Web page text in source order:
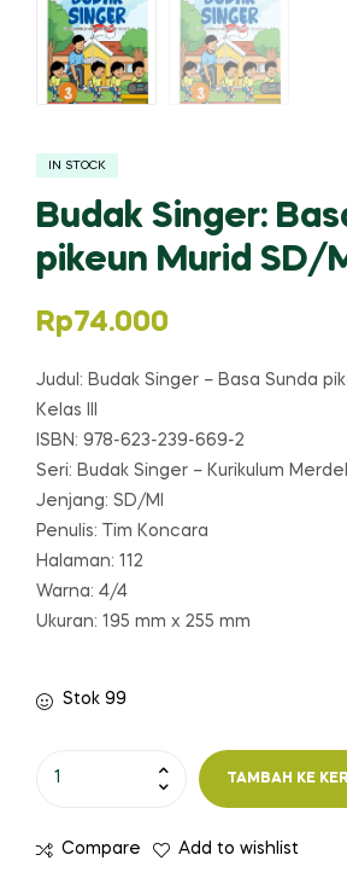
IN STOCK
Budak Singer:
pikeun Murid SD/
Rp74.000
Judul: Budak Singer – Basa Sunda
Kelas III
ISBN: 978-623-239-669-2
Seri: Budak Singer – Kurikulum
Jenjang: SD/MI
Penulis: Tim Koncara
Halaman: 112
Warna: 4/4
Ukuran: 195 mm x 255 mm
Stok 99
Basa
TAMBAH KE
Compare Add to wishlist